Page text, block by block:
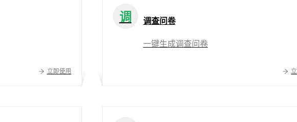
立即使用
调 调查问卷
一键生成调查问卷